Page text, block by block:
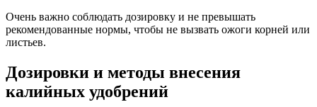
Очень важно соблюдать дозировку и не превышать
рекомендованные нормы, чтобы не вызвать ожоги корней или
листьев.
Дозировки и методы внесения
калийных удобрений